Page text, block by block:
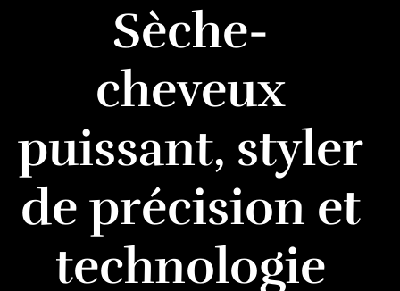
Sèche-
cheveux
puissant, styler
de précision et
technologie